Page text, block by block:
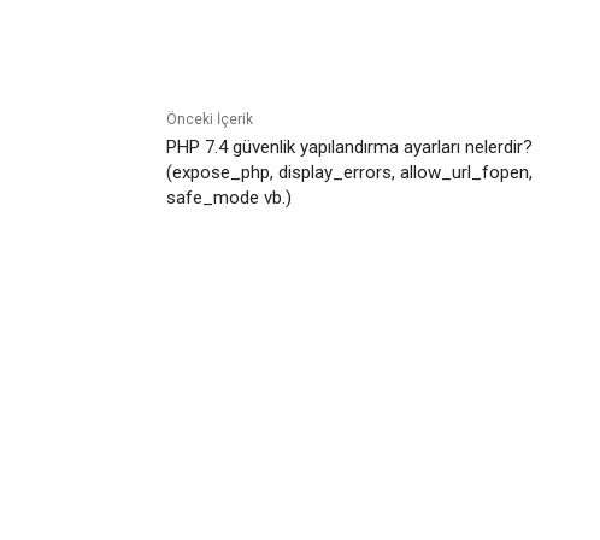
Önceki İçerik
PHP 7.4 güvenlik yapılandırma ayarları nelerdir?
(expose_php, display_errors, allow_url_fopen,
safe_mode vb.)